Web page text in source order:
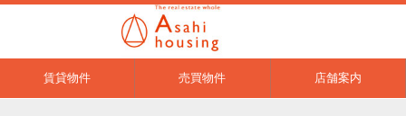
賃貸物件 売買物件 店舗案内